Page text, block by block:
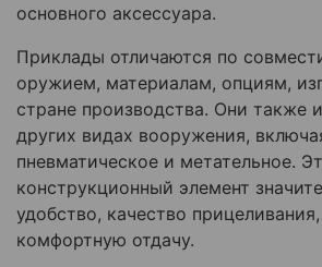
основного аксессуара.
Приклады отличаются по
оружием, материалам, опциям,
стране производства. Они также
других видах вооружения,
пневматическое и метательное.
конструкционный элемент
удобство, качество
комфортную отдачу.